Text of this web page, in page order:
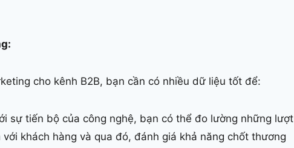
cho kênh B2B, bạn cần có nhiều dữ liệu tốt để:
sự tiến bộ của công nghệ, bạn có thể đo lường những lượt
khách hàng và qua đó, đánh giá khả năng chốt thương